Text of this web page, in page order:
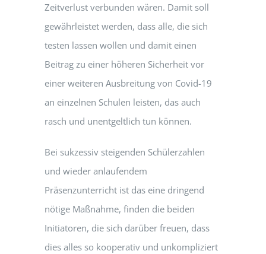
Zeitverlust verbunden wären. Damit soll
gewährleistet werden, dass alle, die sich
testen lassen wollen und damit einen
Beitrag zu einer höheren Sicherheit vor
einer weiteren Ausbreitung von Covid-19
an einzelnen Schulen leisten, das auch
rasch und unentgeltlich tun können.
Bei sukzessiv steigenden Schülerzahlen
und wieder anlaufendem
Präsenzunterricht ist das eine dringend
nötige Maßnahme, finden die beiden
Initiatoren, die sich darüber freuen, dass
dies alles so kooperativ und unkompliziert